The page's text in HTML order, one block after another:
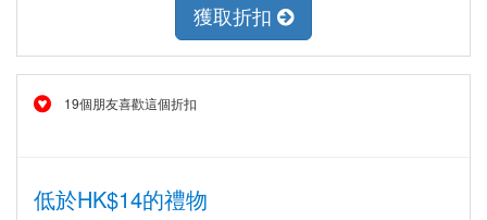
獲取折扣
19個朋友喜歡這個折扣
低於HK$14的禮物